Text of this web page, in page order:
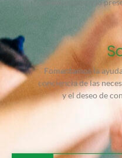
Fomentamos la
conciencia de las
y el deseo de